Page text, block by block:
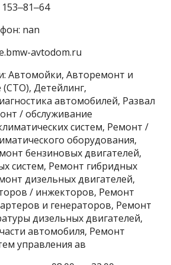
nan
avtodom.ru
Автомойки, Авторемонт и
(СТО), Детейлинг,
автомобилей, Развал
/ обслуживание
систем, Ремонт /
оборудования,
бензиновых двигателей,
систем, Ремонт гибридных
дизельных двигателей,
/ инжекторов, Ремонт
и генераторов, Ремонт
дизельных двигателей,
автомобиля, Ремонт
управления ав